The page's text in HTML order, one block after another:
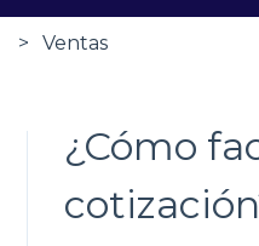
Ventas
¿Cómo